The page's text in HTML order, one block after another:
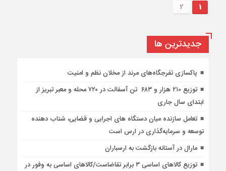
1
2
جديدترين ها
پاکسازی تفرجگاه‌های مرند از مخلان نظم و امنیت
توزیع ۲۱۰ هزار و ۶۸۳ تن آسفالت در ۷۲۰ محله و معبر تبریز از
ابتدای سال جاری
تعامل سازنده میان دستگاه‌ های اجرایی و قضایی، شتاب‌ دهنده
توسعه و سرمایه‌گذاری در ارس است
مارال در آستانه بازگشت به ارسباران
توزیع کالاهای اساسی ۳ برابر تقاضاست/کالاهای اساسی به وفور در